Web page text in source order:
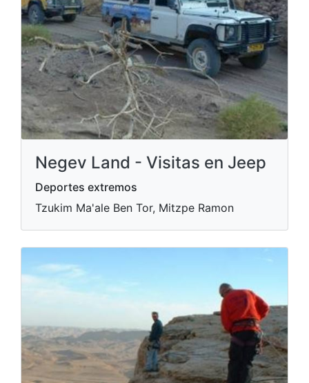
Negev Land - Visitas en Jeep
Deportes extremos
Tzukim Ma'ale Ben Tor, Mitzpe Ramon